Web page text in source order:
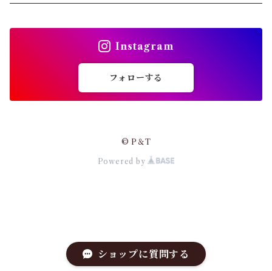
ショップに質問する
ショーツ
ガードル・ウエストニッパー
アウター・コート
Instagram
フォローする
© P＆T
Powered by